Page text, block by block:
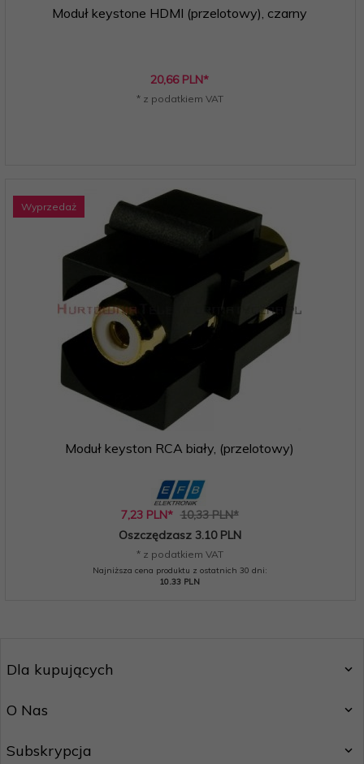
Moduł keystone HDMI (przelotowy), czarny
20,66 PLN*
* z podatkiem VAT
Wyprzedaż
Moduł keyston RCA biały, (przelotowy)
7,23 PLN* 10,33 PLN*
Oszczędzasz 3.10 PLN
* z podatkiem VAT
Najniższa cena produktu z ostatnich 30 dni:
10.33 PLN
Dla kupujących
O Nas
Subskrypcja